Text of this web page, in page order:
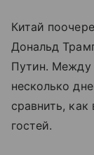
Китай
Дональд
Путин. Между
несколько
сравнить,
гостей.